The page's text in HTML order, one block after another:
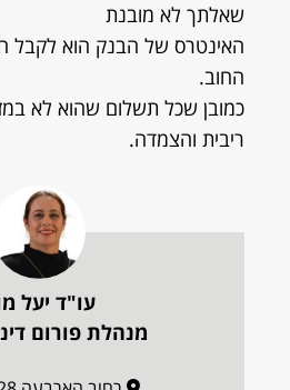
שאלתך לא מובנת
האינטרס של הבנק הוא לקבל
החוב.
כמובן שכל תשלום שהוא לא
ריבית והצמדה.
עו"ד יעל
מנהלת פורום